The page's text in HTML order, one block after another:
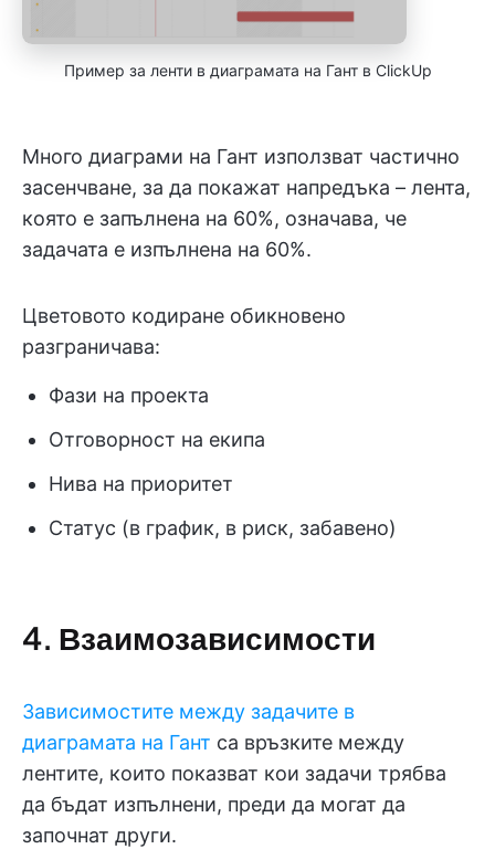
Пример за ленти в диаграмата на Гант в ClickUp
Много диаграми на Гант използват частично
засенчване, за да покажат напредъка – лента,
която е запълнена на 60%, означава, че
задачата е изпълнена на 60%.
Цветовото кодиране обикновено
разграничава:
Фази на проекта
Отговорност на екипа
Нива на приоритет
Статус (в график, в риск, забавено)
4. Взаимозависимости
Зависимостите между задачите в
диаграмата на Гант са връзките между
лентите, които показват кои задачи трябва
да бъдат изпълнени, преди да могат да
започнат други.